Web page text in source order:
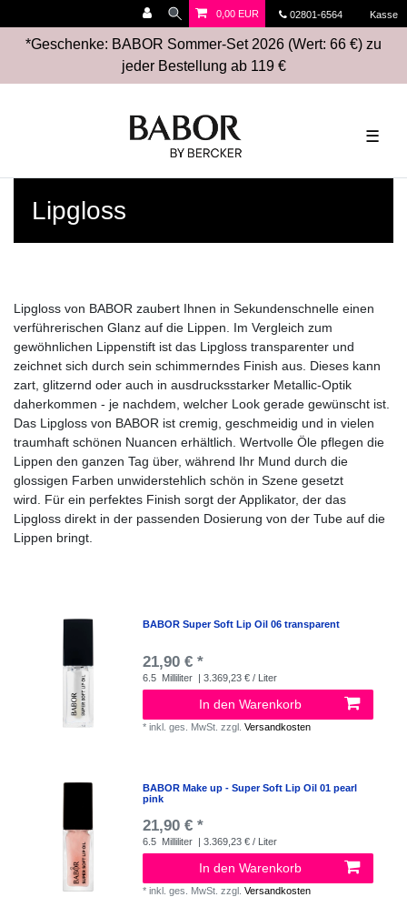
02801-6564 Kasse
0,00 EUR
*Geschenke: BABOR Sommer-Set 2026 (Wert: 66 €) zu
jeder Bestellung ab 119 €
☰
Lipgloss
Lipgloss von BABOR zaubert Ihnen in Sekundenschnelle einen
verführerischen Glanz auf die Lippen. Im Vergleich zum
gewöhnlichen Lippenstift ist das Lipgloss transparenter und
zeichnet sich durch sein schimmerndes Finish aus. Dieses kann
zart, glitzernd oder auch in ausdrucksstarker Metallic-Optik
daherkommen - je nachdem, welcher Look gerade gewünscht ist.
Das Lipgloss von BABOR ist cremig, geschmeidig und in vielen
traumhaft schönen Nuancen erhältlich. Wertvolle Öle pflegen die
Lippen den ganzen Tag über, während Ihr Mund durch die
glossigen Farben unwiderstehlich schön in Szene gesetzt
wird. Für ein perfektes Finish sorgt der Applikator, der das
Lipgloss direkt in der passenden Dosierung von der Tube auf die
Lippen bringt.
BABOR Super Soft Lip Oil 06 transparent
21,90 € *
6.5 Milliliter | 3.369,23 € / Liter
In den Warenkorb
*inkl. ges. MwSt. zzgl.Versandkosten
BABOR Make up - Super Soft Lip Oil 01 pearl
pink
21,90 € *
6.5 Milliliter | 3.369,23 € / Liter
In den Warenkorb
*inkl. ges. MwSt. zzgl.Versandkosten